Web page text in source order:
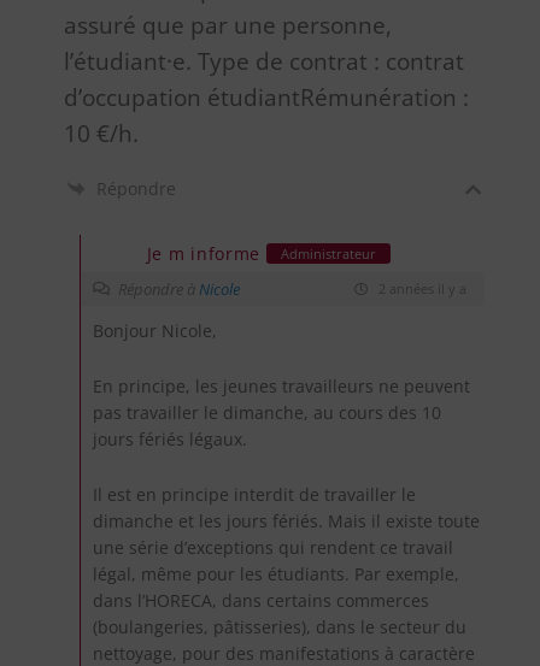
assuré que par une personne,
l’étudiant·e. Type de contrat : contrat
d’occupation étudiantRémunération :
10 €/h.
Répondre
Je m informe Administrateur
Répondre à Nicole 2 années il y a
Bonjour Nicole,
En principe, les jeunes travailleurs ne peuvent
pas travailler le dimanche, au cours des 10
jours fériés légaux.
Il est en principe interdit de travailler le
dimanche et les jours fériés. Mais il existe toute
une série d’exceptions qui rendent ce travail
légal, même pour les étudiants. Par exemple,
dans l’HORECA, dans certains commerces
(boulangeries, pâtisseries), dans le secteur du
nettoyage, pour des manifestations à caractère